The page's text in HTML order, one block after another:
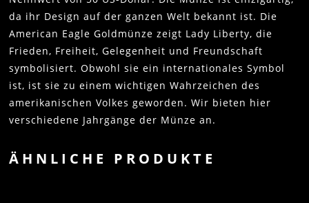
da ihr Design auf der ganzen Welt bekannt ist. Die
American Eagle Goldmünze zeigt Lady Liberty, die
Frieden, Freiheit, Gelegenheit und Freundschaft
symbolisiert. Obwohl sie ein internationales Symbol
ist, ist sie zu einem wichtigen Wahrzeichen des
amerikanischen Volkes geworden. Wir bieten hier
verschiedene Jahrgänge der Münze an.
ÄHNLICHE PRODUKTE